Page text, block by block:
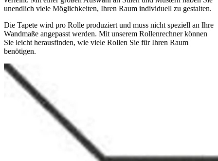
unendlich viele Möglichkeiten, Ihren Raum individuell zu gestalten.
Die Tapete wird pro Rolle produziert und muss nicht speziell an Ihre
Wandmaße angepasst werden. Mit unserem Rollenrechner können
Sie leicht herausfinden, wie viele Rollen Sie für Ihren Raum
benötigen.